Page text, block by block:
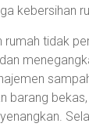
kebersihan
rumah tidak
barang